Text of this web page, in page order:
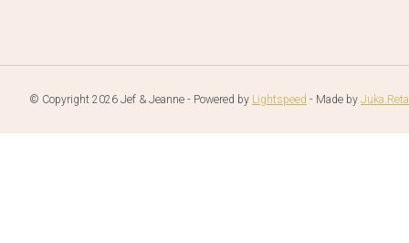
© Copyright 2026 Jef & Jeanne - Powered by Lightspeed - Made by